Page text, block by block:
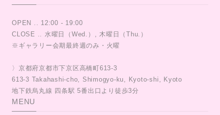
OPEN .. 12:00 - 19:00
CLOSE .. 水曜日（Wed.）, 木曜日（Thu.）
※ギャラリー会期最終週のみ・火曜
〉京都府京都市下京区高橋町613-3
613-3 Takahashi-cho, Shimogyo-ku, Kyoto-shi, Kyoto
MENU